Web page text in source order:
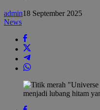
yang
admin18 September 2025
News